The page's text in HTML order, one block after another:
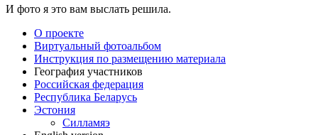
И фото я это вам выслать решила.
О проекте
Виртуальный фотоальбом
Инструкция по размещению материала
География участников
Российская федерация
Республика Беларусь
Эстония
Силламяэ